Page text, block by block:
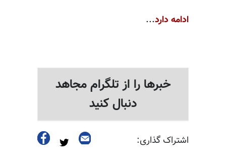
ادامه دارد...
خبرها را از تلگرام مجاهد
دنبال کنید
اشتراک گذاری: